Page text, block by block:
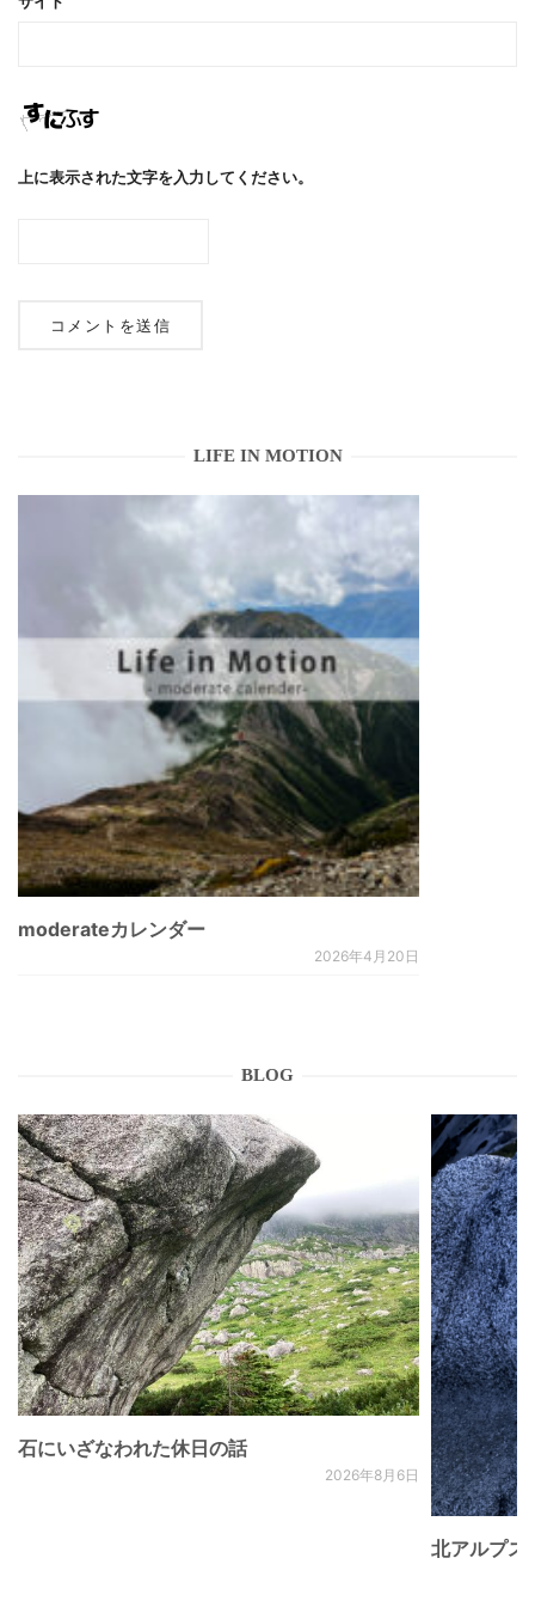
上に表示された文字を入力してください。
LIFE IN MOTION
moderateカレンダー
2026年4月20日
BLOG
石にいざなわれた休日の話
2026年8月6日
北アルプ